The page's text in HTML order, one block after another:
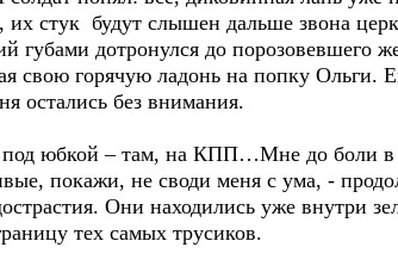
их стук будут слышен дальше звона
дотронулся до порозовевшего
свою горячую ладонь на попку Ольги.
остались без внимания.
юбкой – там, на КПП…Мне до боли в
покажи, не своди меня с ума, -
Они находились уже внутри
тех самых трусиков.